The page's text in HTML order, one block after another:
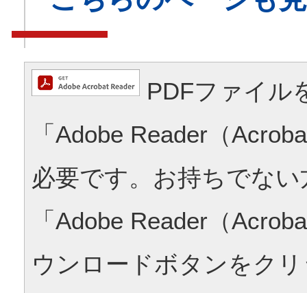
PDFファイル
「Adobe Reader（
必要です。お持ちでな
「Adobe Reader（
ウンロードボタンをク